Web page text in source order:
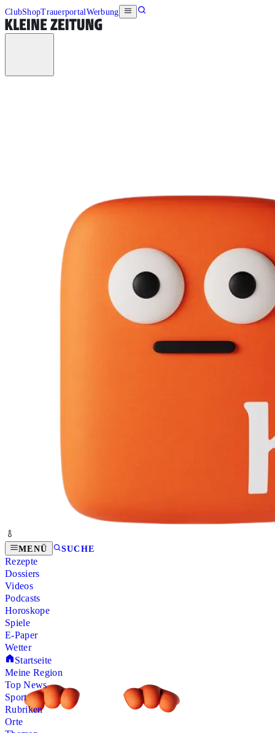
ClubShopTrauerportalWerbung
MENÜ SUCHE
Rezepte
Dossiers
Videos
Podcasts
Horoskope
Spiele
E-Paper
Wetter
Startseite
Meine Region
Top News
Sport
Rubriken
Orte